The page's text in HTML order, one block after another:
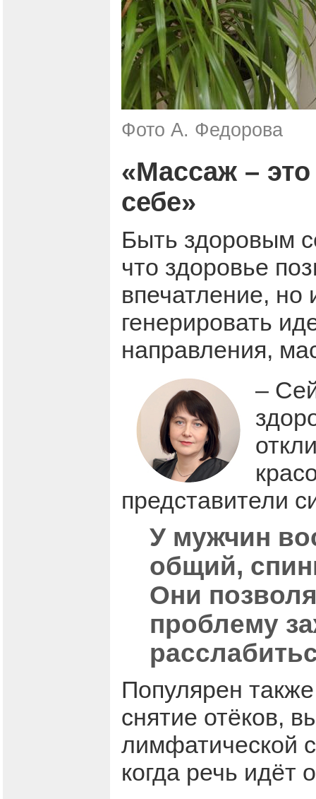
Фото А. Федорова
«Массаж –
себе»
Быть здоровым
что здоровье
впечатление,
генерировать
направления,
–
представители
У мужчин
общий,
Они
проблему
Популярен
снятие отёков,
лимфатической
когда речь идёт